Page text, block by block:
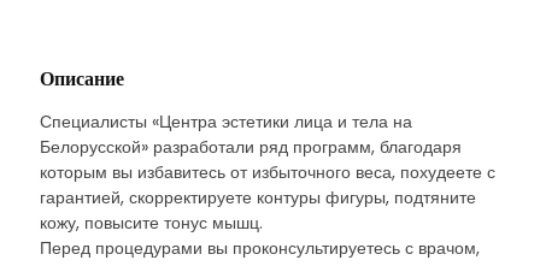
Описание
Специалисты «Центра эстетики лица и тела на
Белорусской» разработали ряд программ, благодаря
которым вы избавитесь от избыточного веса, похудеете с
гарантией, скорректируете контуры фигуры, подтяните
кожу, повысите тонус мышц.
Перед процедурами вы проконсультируетесь с врачом,